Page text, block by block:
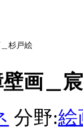
杉戸絵
壁画＿
分野:絵